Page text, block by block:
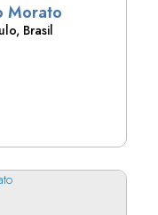
Morato
, Brasil